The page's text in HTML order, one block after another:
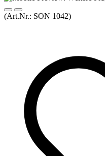
(Art.Nr.: SON 1042)